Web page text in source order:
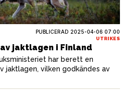
PUBLICERAD 2025-04-06 07:00
UTRIKES
jaktlagen i Finland
har berett en
jaktlagen, vilken godkändes av